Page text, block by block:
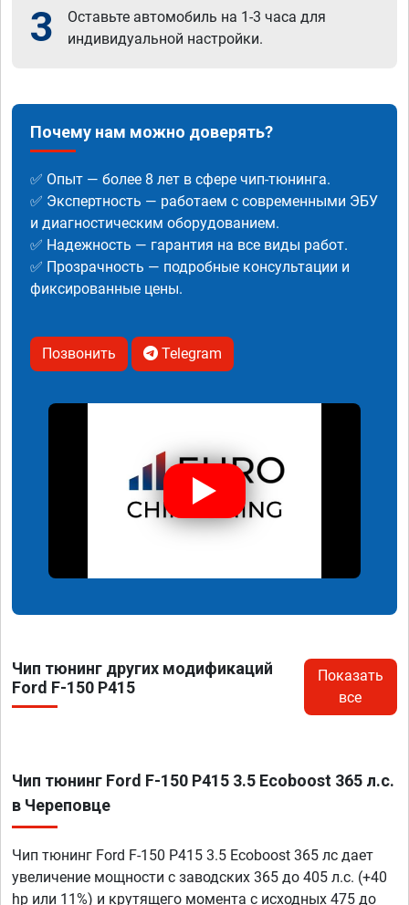
3
Оставьте автомобиль на 1-3 часа для
индивидуальной настройки.
Почему нам можно доверять?
✅ Опыт — более 8 лет в сфере чип-тюнинга.
✅ Экспертность — работаем с современными ЭБУ
и диагностическим оборудованием.
✅ Надежность — гарантия на все виды работ.
✅ Прозрачность — подробные консультации и
фиксированные цены.
Позвонить Telegram
Чип тюнинг других модификаций
Ford F-150 P415
Показать
все
Чип тюнинг Ford F-150 P415 3.5 Ecoboost 365 л.с.
в Череповце
Чип тюнинг Ford F-150 P415 3.5 Ecoboost 365 лс дает
увеличение мощности с заводских 365 до 405 л.с. (+40
hp или 11%) и крутящего момента с исходных 475 до